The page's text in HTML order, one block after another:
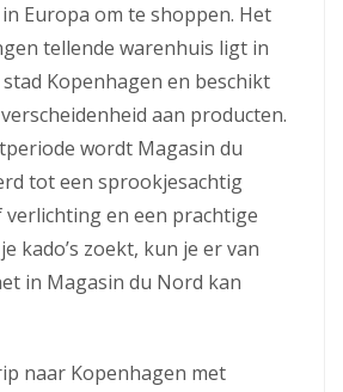
Europa om te shoppen. Het
tellende warenhuis ligt in
Kopenhagen en beschikt
aan producten.
wordt Magasin du
tot een sprookjesachtig
verlichting en een prachtige
kado’s zoekt, kun je er van
in Magasin du Nord kan
naar Kopenhagen met